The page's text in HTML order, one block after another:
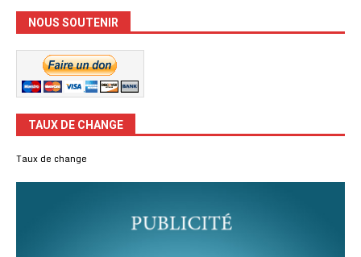
NOUS SOUTENIR
TAUX DE CHANGE
Taux de change